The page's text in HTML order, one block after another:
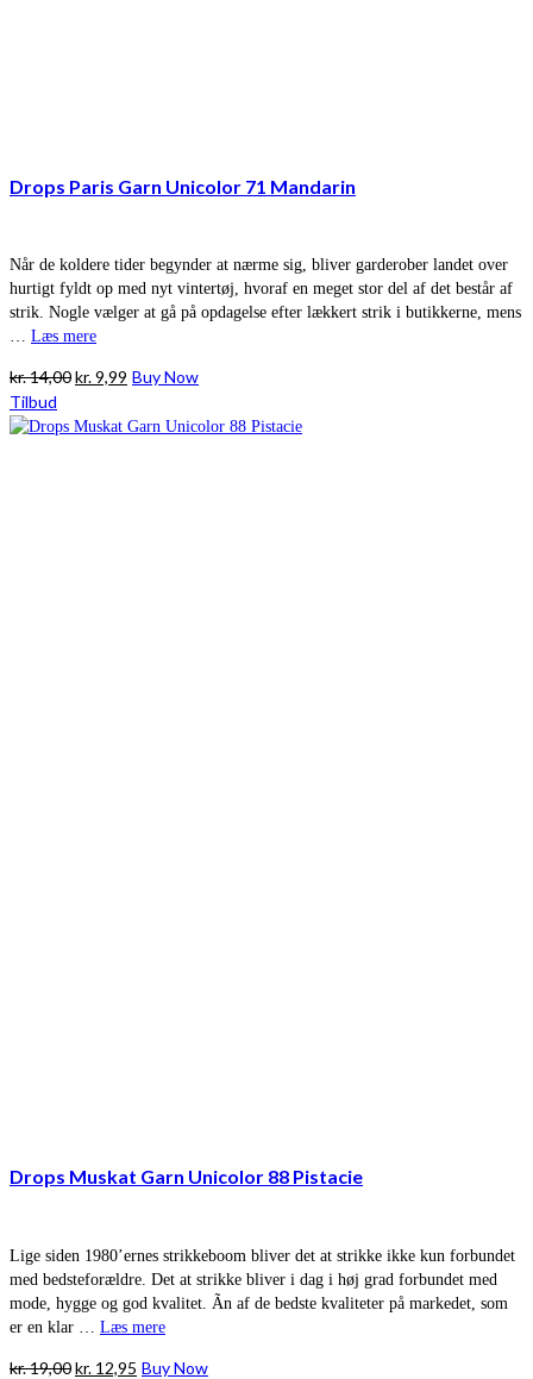
Drops Paris Garn Unicolor 71 Mandarin
Når de koldere tider begynder at nærme sig, bliver garderober landet over
hurtigt fyldt op med nyt vintertøj, hvoraf en meget stor del af det består af
strik. Nogle vælger at gå på opdagelse efter lækkert strik i butikkerne, mens
… Læs mere
kr.14,00Den
pris
kr.9,99 Den
pris
Buy Now
Tilbud
Drops Muskat Garn Unicolor 88 Pistacie
Lige siden 1980’ernes strikkeboom bliver det at strikke ikke kun forbundet
med bedsteforældre. Det at strikke bliver i dag i høj grad forbundet med
mode, hygge og god kvalitet. Ãn af de bedste kvaliteter på markedet, som
er en klar … Læs mere
kr.19,00Den
kr. 12,95 Den
Buy Now